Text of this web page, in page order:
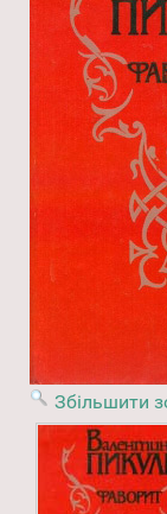
Збільшити